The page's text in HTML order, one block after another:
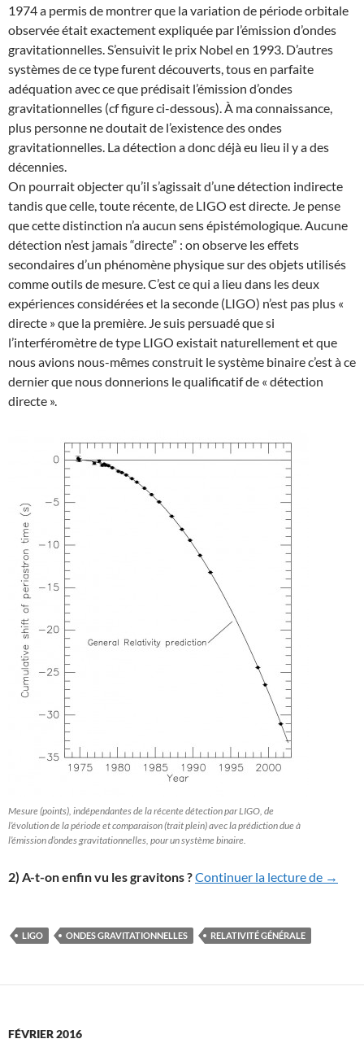
1974 a permis de montrer que la variation de période orbitale
observée était exactement expliquée par l’émission d’ondes
gravitationnelles. S’ensuivit le prix Nobel en 1993. D’autres
systèmes de ce type furent découverts, tous en parfaite
adéquation avec ce que prédisait l’émission d’ondes
gravitationnelles (cf figure ci-dessous). À ma connaissance,
plus personne ne doutait de l’existence des ondes
gravitationnelles. La détection a donc déjà eu lieu il y a des
décennies.
On pourrait objecter qu’il s’agissait d’une détection indirecte
tandis que celle, toute récente, de LIGO est directe. Je pense
que cette distinction n’a aucun sens épistémologique. Aucune
détection n’est jamais “directe” : on observe les effets
secondaires d’un phénomène physique sur des objets utilisés
comme outils de mesure. C’est ce qui a lieu dans les deux
expériences considérées et la seconde (LIGO) n’est pas plus «
directe » que la première. Je suis persuadé que si
l’interféromètre de type LIGO existait naturellement et que
nous avions nous-mêmes construit le système binaire c’est à ce
dernier que nous donnerions le qualificatif de « détection
directe ».
Mesure (points), indépendantes de la récente détection par LIGO, de
l’évolution de la période et comparaison (trait plein) avec la prédiction due à
l’émission d’ondes gravitationnelles, pour un système binaire.
2) A-t-on enfin vu les gravitons ?Continuer la lecture de Vient-
→
LIGO ONDES GRAVITATIONNELLES RELATIVITÉ GÉNÉRALE
FÉVRIER 2016